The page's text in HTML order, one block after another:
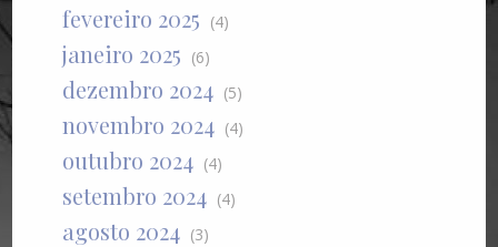
fevereiro 2025 (4)
janeiro 2025 (6)
dezembro 2024 (5)
novembro 2024 (4)
outubro 2024 (4)
setembro 2024 (4)
agosto 2024 (3)